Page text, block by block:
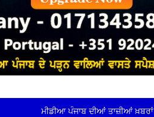
ਮੀਡੀਆ ਪੰਜਾਬ ਦੀਆਂ ਤਾਜ਼ੀਆਂ ਖ਼ਬਰਾਂ